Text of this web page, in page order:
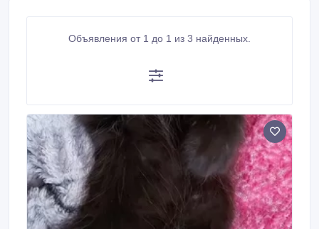
Объявления от 1 до 1 из 3 найденных.